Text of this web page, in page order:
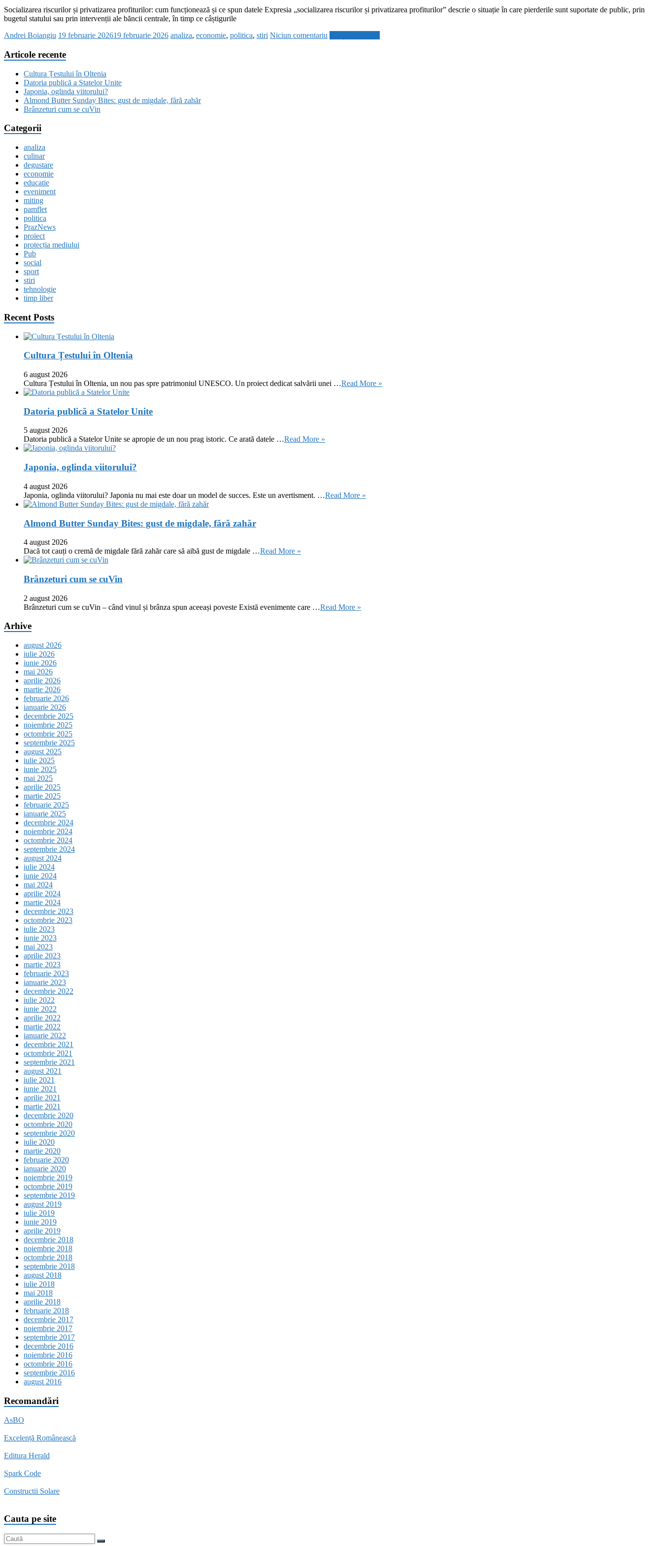
Socializarea riscurilor și privatizarea profiturilor: cum funcționează și ce spun datele Expresia „socializarea riscurilor și privatizarea profiturilor” descrie o situație în care pierderile sunt suportate de public, prin
bugetul statului sau prin intervenții ale băncii centrale, în timp ce câștigurile
Andrei Boiangiu 19 februarie 202619 februarie 2026 analiza, economie, politica, stiri Niciun comentariu
Articole recente
Cultura Țestului în Oltenia
Datoria publică a Statelor Unite
Japonia, oglinda viitorului?
Almond Butter Sunday Bites: gust de migdale, fără zahăr
Brânzeturi cum se cuVin
Categorii
analiza
culinar
degustare
economie
educatie
eveniment
miting
pamflet
politica
PrazNews
proiect
protecția mediului
Pub
social
sport
stiri
tehnologie
timp liber
Recent Posts
Cultura Țestului în Oltenia
6 august 2026
Cultura Țestului în Oltenia, un nou pas spre patrimoniul UNESCO. Un proiect dedicat salvării unei …Read More »
Datoria publică a Statelor Unite
5 august 2026
Datoria publică a Statelor Unite se apropie de un nou prag istoric. Ce arată datele …Read More »
Japonia, oglinda viitorului?
4 august 2026
Japonia, oglinda viitorului? Japonia nu mai este doar un model de succes. Este un avertisment. …Read More »
Almond Butter Sunday Bites: gust de migdale, fără zahăr
4 august 2026
Dacă tot cauți o cremă de migdale fără zahăr care să aibă gust de migdale …Read More »
Brânzeturi cum se cuVin
2 august 2026
Brânzeturi cum se cuVin – când vinul și brânza spun aceeași poveste Există evenimente care …Read More »
Arhive
august 2026
iulie 2026
iunie 2026
mai 2026
aprilie 2026
martie 2026
februarie 2026
ianuarie 2026
decembrie 2025
noiembrie 2025
octombrie 2025
septembrie 2025
august 2025
iulie 2025
iunie 2025
mai 2025
aprilie 2025
martie 2025
februarie 2025
ianuarie 2025
decembrie 2024
noiembrie 2024
octombrie 2024
septembrie 2024
august 2024
iulie 2024
iunie 2024
mai 2024
aprilie 2024
martie 2024
decembrie 2023
octombrie 2023
iulie 2023
iunie 2023
mai 2023
aprilie 2023
martie 2023
februarie 2023
ianuarie 2023
decembrie 2022
iulie 2022
iunie 2022
aprilie 2022
martie 2022
ianuarie 2022
decembrie 2021
octombrie 2021
septembrie 2021
august 2021
iulie 2021
iunie 2021
aprilie 2021
martie 2021
decembrie 2020
octombrie 2020
septembrie 2020
iulie 2020
martie 2020
februarie 2020
ianuarie 2020
noiembrie 2019
octombrie 2019
septembrie 2019
august 2019
iulie 2019
iunie 2019
aprilie 2019
decembrie 2018
noiembrie 2018
octombrie 2018
septembrie 2018
august 2018
iulie 2018
mai 2018
aprilie 2018
februarie 2018
decembrie 2017
noiembrie 2017
septembrie 2017
decembrie 2016
noiembrie 2016
octombrie 2016
septembrie 2016
august 2016
Recomandări
AsBO
Excelență Românească
Editura Herald
Spark Code
Constructii Solare
Cauta pe site